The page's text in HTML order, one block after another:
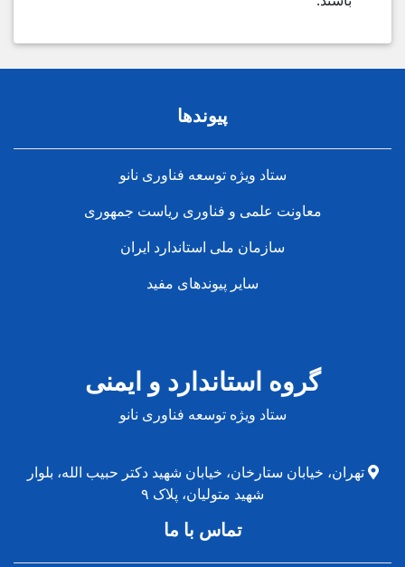
پیوندها
ستاد ویژه توسعه فناوری نانو
معاونت علمی و فناوری ریاست جمهوری
سازمان ملی استاندارد ایران
سایر پیوندهای مفید
گروه استاندارد و ایمنی
ستاد ویژه توسعه فناوری نانو
تهران، خیابان ستارخان، خیابان شهید دکتر حبیب الله، بلوار
شهید متولیان، پلاک ۹
تماس با ما